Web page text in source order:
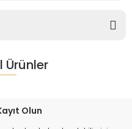
Ürünler
Olun